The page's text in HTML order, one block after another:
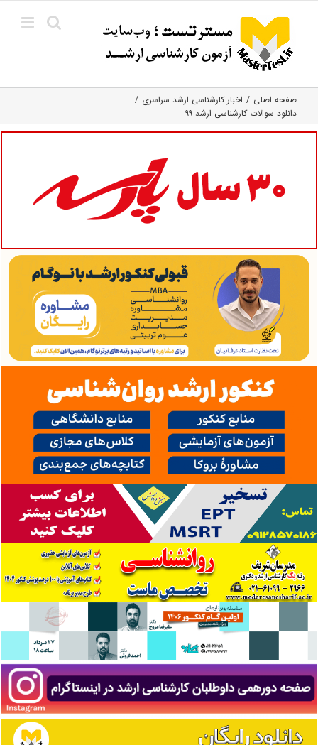
content
صفحه اصلی
اخبار کارشناسی ارشد سراسری
دانلود سوالات کارشناسی ارشد ۹۹